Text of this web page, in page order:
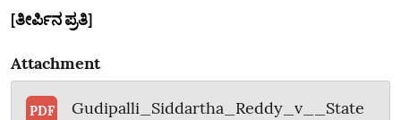
[ತೀರ್ಪಿನ ಪ್ರತಿ]
Attachment
PDF
Gudipalli_Siddartha_Reddy_v__State